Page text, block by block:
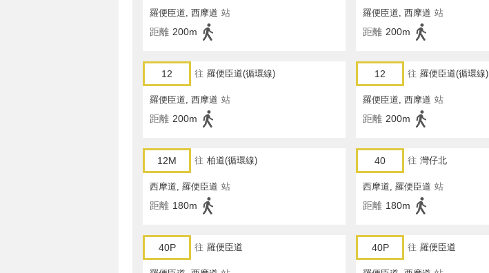
羅便臣道, 西摩道 站
距離 200m
羅便臣道, 西摩道 站
距離 200m
12 往 羅便臣道(循環線)
羅便臣道, 西摩道 站
距離 200m
12 往 羅便臣道(循環線)
羅便臣道, 西摩道 站
距離 200m
12M 往 柏道(循環線)
西摩道, 羅便臣道 站
距離 180m
40 往 灣仔北
西摩道, 羅便臣道 站
距離 180m
40P 往 羅便臣道 40P 往 羅便臣道